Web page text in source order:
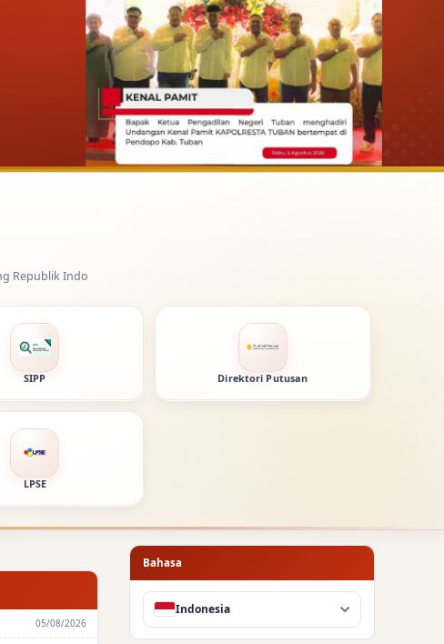
SIPP Direktori Putusan
LPSE
05/08/2026
Bahasa
Indonesia